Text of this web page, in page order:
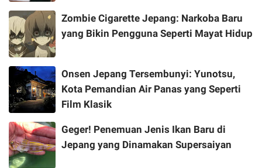
Zombie Cigarette Jepang: Narkoba Baru
yang Bikin Pengguna Seperti Mayat Hidup
Onsen Jepang Tersembunyi: Yunotsu,
Kota Pemandian Air Panas yang Seperti
Film Klasik
Geger! Penemuan Jenis Ikan Baru di
Jepang yang Dinamakan Supersaiyan